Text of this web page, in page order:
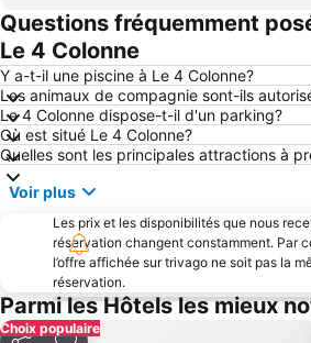
Maria Pia
Maria
Spiaggia La Speranza
San Sisto
Punta
Plage Is Arutas
Su
Torre Grande
Luna e
Questions fréquemment
Le 4 Colonne
Y a-t-il une piscine à Le 4 Colonne?
Les animaux de compagnie sont-ils
Le 4 Colonne dispose-t-il d'un parking?
Où est situé Le 4 Colonne?
Quelles sont les principales attractions à
Voir plus
Les prix et les disponibilités que nous
réservation changent constamment. Par
l’offre affichée sur trivago ne soit pas la
réservation.
Parmi les Hôtels les mieux
Choix populaire